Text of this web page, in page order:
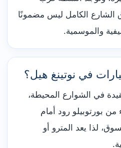
الشارع الكامل ليس مضمونًا
والموسمية.
في نوتينغ هيل؟
في الشوارع المحيطة،
بورتوبيلو رود أمام
لذا يعد المترو أو